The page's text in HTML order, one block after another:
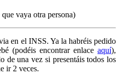
vaya otra persona)
en el INSS. Ya la habréis pedido
(podéis encontrar enlace aquí),
de una vez si presentáis todos los
ir 2 veces.